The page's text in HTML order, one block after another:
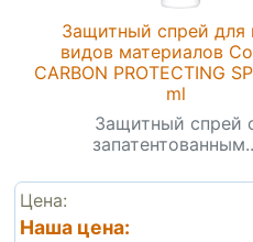
Защитный спрей для
видов материалов
CARBON PROTEСTING
ml
Защитный спрей
Цена:
Наша цена: